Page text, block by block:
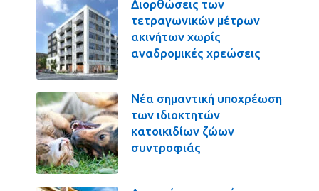
Διορθώσεις των
τετραγωνικών μέτρων
ακινήτων χωρίς
αναδρομικές χρεώσεις
Νέα σημαντική υποχρέωση
των ιδιοκτητών
κατοικιδίων ζώων
συντροφιάς